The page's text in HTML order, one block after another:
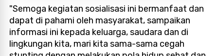
"Semoga kegiatan sosialisasi ini bermanfaat dan
dapat di pahami oleh masyarakat, sampaikan
informasi ini kepada keluarga, saudara dan di
lingkungan kita, mari kita sama-sama cegah